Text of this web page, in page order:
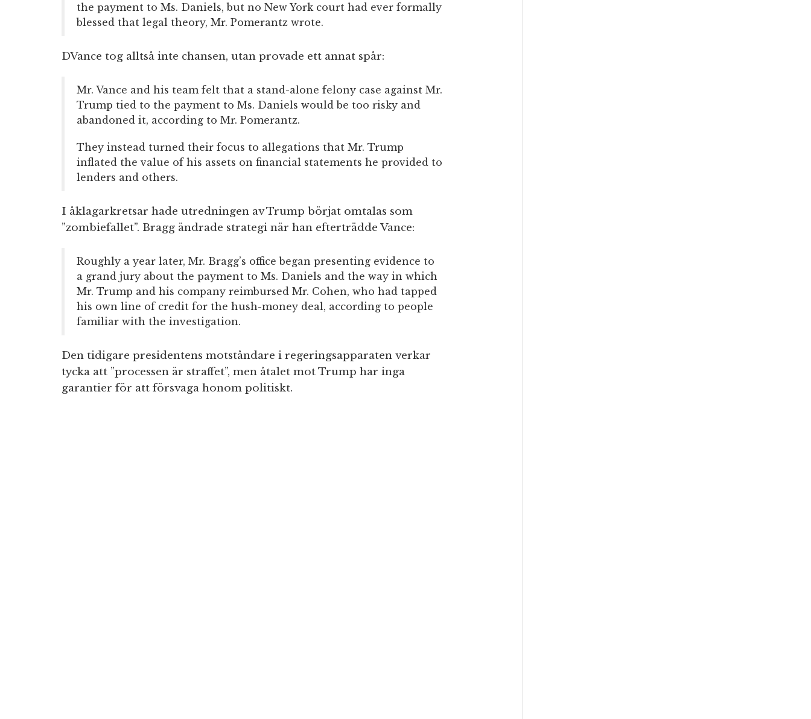
the payment to Ms. Daniels, but no New York court had ever formally
blessed that legal theory, Mr. Pomerantz wrote.
DVance tog alltså inte chansen, utan provade ett annat spår:
Mr. Vance and his team felt that a stand-alone felony case against Mr.
Trump tied to the payment to Ms. Daniels would be too risky and
abandoned it, according to Mr. Pomerantz.
They instead turned their focus to allegations that Mr. Trump
inflated the value of his assets on financial statements he provided to
lenders and others.
I åklagarkretsar hade utredningen av Trump börjat omtalas som
”zombiefallet”. Bragg ändrade strategi när han efterträdde Vance:
Roughly a year later, Mr. Bragg’s office began presenting evidence to
a grand jury about the payment to Ms. Daniels and the way in which
Mr. Trump and his company reimbursed Mr. Cohen, who had tapped
his own line of credit for the hush-money deal, according to people
familiar with the investigation.
Den tidigare presidentens motståndare i regeringsapparaten verkar
tycka att ”processen är straffet”, men åtalet mot Trump har inga
garantier för att försvaga honom politiskt.